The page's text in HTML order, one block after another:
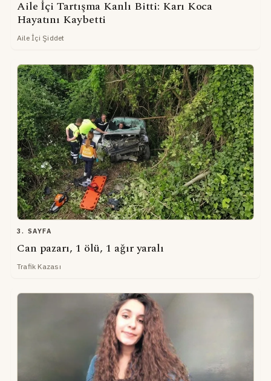
Aile İçi Tartışma Kanlı Bitti: Karı Koca
Hayatını Kaybetti
Aile İçi Şiddet
3. SAYFA
Can pazarı, 1 ölü, 1 ağır yaralı
Trafik Kazası